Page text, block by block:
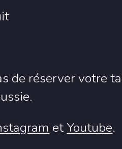
de réserver votre
et Youtube.